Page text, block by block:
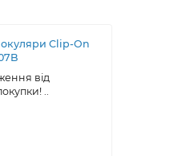
Clip-On
від
..